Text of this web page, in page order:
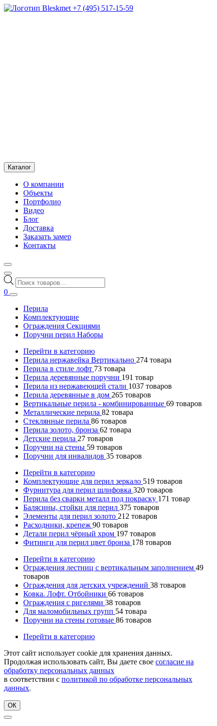
+7 (495) 517-15-59
Каталог
О компании
Объекты
Портфолио
Видео
Блог
Доставка
Заказать замер
Контакты
Поиск
товаров
0
Перила
Комплектующие
Ограждения Секциями
Поручни перил Наборы
Перейти в категорию
Перила нержавейка Вертикально 274 товара
Перила в стиле лофт 73 товара
Перила деревянные поручни 191 товар
Перила из нержавеющей стали 1037 товаров
Перила деревянные в дом 265 товаров
Вертикальные перила - комбинированные 69 товаров
Металлические перила 82 товара
Стеклянные перила 86 товаров
Перила золото, бронза 62 товара
Детские перила 27 товаров
Поручни на стены 59 товаров
Поручни для инвалидов 35 товаров
Перейти в категорию
Комплектующие для перил зеркало 519 товаров
Фурнитура для перил шлифовка 320 товаров
Перила без сварки металл под покраску 171 товар
Балясины, стойки для перил 375 товаров
Элементы для перил золото 212 товаров
Расходники, крепеж 90 товаров
Детали перил чёрный хром 197 товаров
Фитинги для перил цвет бронза 178 товаров
Перейти в категорию
Ограждения лестниц с вертикальным заполнением 49
товаров
Ограждения для детских учреждений 38 товаров
Ковка. Лофт. Отбойники 66 товаров
Ограждения с ригелями 38 товаров
Для маломобильных групп 54 товара
Поручни на стены готовые 86 товаров
Перейти в категорию
Этот сайт использует cookie для хранения данных.
Продолжая использовать сайт, Вы даете свое согласие на
обработку персональных данных
в соответствии с политикой по обработке персональных
данных.
ОК